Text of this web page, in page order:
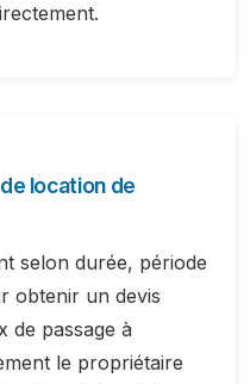
location de
selon durée, période
obtenir un devis
de passage à
le propriétaire